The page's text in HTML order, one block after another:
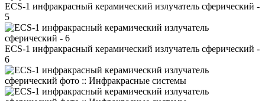
ECS-1 инфракрасный керамический излучатель сферический -
5
ECS-1 инфракрасный керамический излучатель сферический -
6